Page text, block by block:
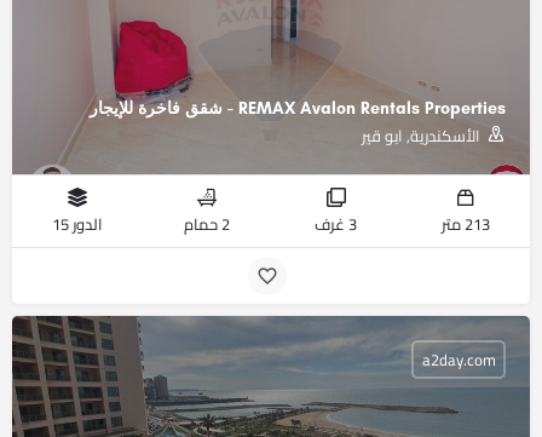
REMAX Avalon Rentals Properties - شقق فاخرة للإيجار
الأسكندرية, ابو قير
213 متر 3 غرف 2 حمام الدور 15
a2day.com